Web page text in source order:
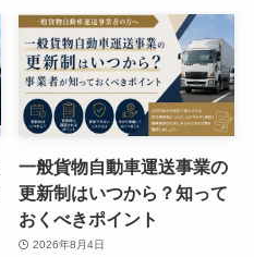
一般貨物自動車運送事業の
更新制はいつから？知って
おくべきポイント
2026年8月4日